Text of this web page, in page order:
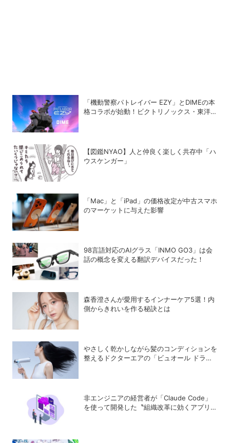
「機動警察パトレイバー EZY」とDIMEの本
格コラボが始動！ビクトリノックス・東洋ス
【図鑑NYAO】人と仲良く楽しく共存中「ハ
ウスケンガー」
「Mac」と「iPad」の価格改定が中古スマホ
のマーケットに与えた影響
98言語対応のAIグラス「INMO GO3」は会
話の概念を変える翻訳デバイスだった！
森香澄さんが愛用するインナーケア5選！内
側からきれいを作る秘訣とは
やさしく乾かしながら髪のコンディションを
整えるドクターエアの「ビュオール ドライ
非エンジニアの経営者が「Claude Code」
を使って開発した〝組織改革に効くアプリ〟